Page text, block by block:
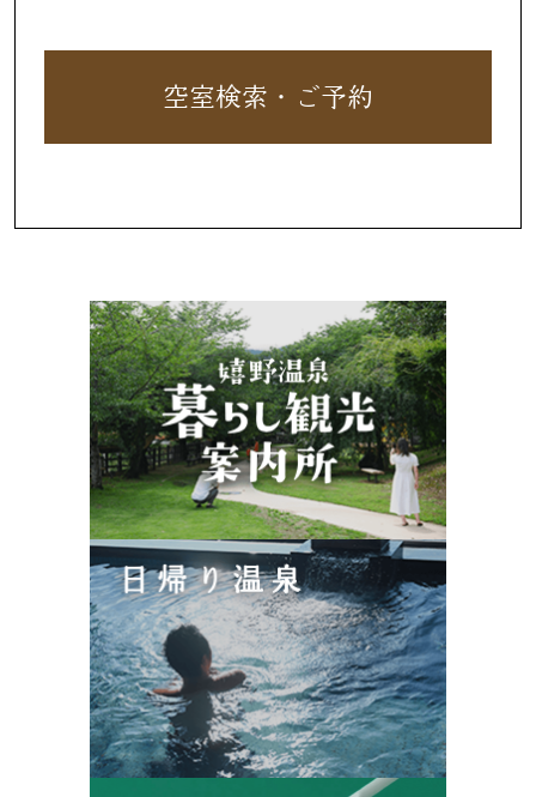
空室検索・ご予約